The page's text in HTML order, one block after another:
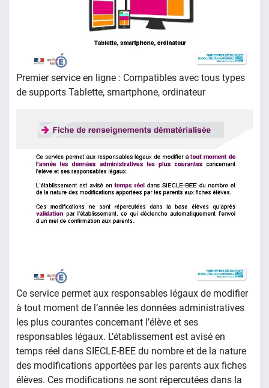
Premier service en ligne : Compatibles avec tous types
de supports Tablette, smartphone, ordinateur
Ce service permet aux responsables légaux de modifier
à tout moment de l’année les données administratives
les plus courantes concernant l’élève et ses
responsables légaux. L’établissement est avisé en
temps réel dans SIECLE-BEE du nombre et de la nature
des modifications apportées par les parents aux fiches
élèves. Ces modifications ne sont répercutées dans la